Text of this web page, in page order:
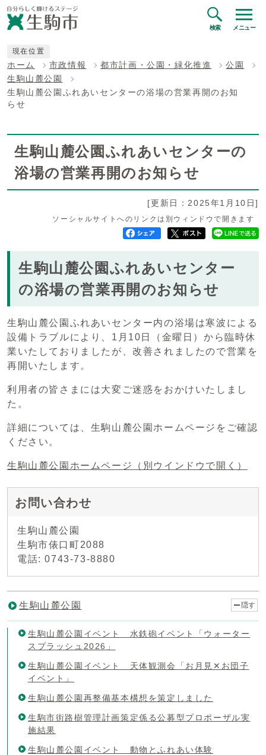
検索 メニュー
現在位置
ホーム 市政情報 都市計画・公園・緑化推進
公園
生駒山麓公園
生駒山麓公園ふれあいセンターの浴場の営業再開のお知
らせ
生駒山麓公園ふれあいセンターの
浴場の営業再開のお知らせ
[更新日：2025年1月10日]
ソーシャルサイトへのリンクは別ウィンドウで開きます
生駒山麓公園ふれあいセンター
の浴場の営業再開のお知らせ
生駒山麓公園ふれあいセンター内の浴場は寒波による
設備トラブルにより、1月10日（金曜日）から臨時休
業いたしておりましたが、改善されましたので営業を
再開いたします。
利用者の皆さまには大変ご迷惑をおかけいたしまし
た。
詳細については、生駒山麓公園ホームページをご確認
ください。
生駒山麓公園ホームページ （別ウインドウで開く）
お問い合わせ
生駒山麓公園
生駒市俵口町2088
電話: 0743-73-8880
生駒山麓公園 隠す
生駒山麓公園イベント 水鉄砲イベント「ウォーター
スプラッシュ2026」
生駒山麓公園イベント 天体観測会「お月見✕お団子
イベント」
生駒山麓公園再整備基本構想を策定しました
生駒市街路樹管理計画策定係る公募型プロポーザル実
施結果
生駒山麓公園イベント 動物とふれあい体験